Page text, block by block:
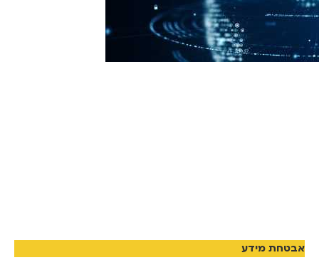
אבטחת מידע